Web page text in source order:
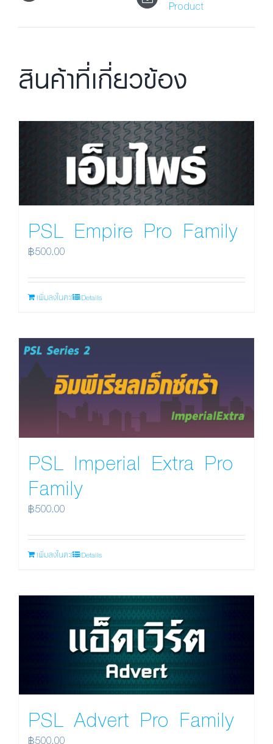
Product
สินค้าที่เกี่ยวข้อง
PSL Empire Pro Family
฿500.00
เพิ่มลงในตะกร้าDetails
PSL Imperial Extra Pro
Family
฿500.00
เพิ่มลงในตะกร้าDetails
PSL Advert Pro Family
฿500.00